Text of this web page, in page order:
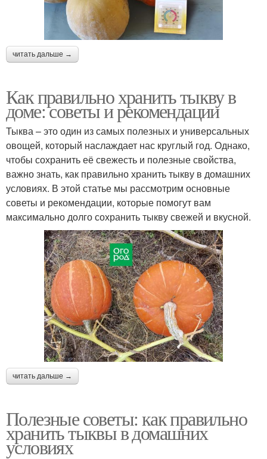
читать дальше →
Как правильно хранить тыкву в
доме: советы и рекомендации
Тыква – это один из самых полезных и универсальных
овощей, который наслаждает нас круглый год. Однако,
чтобы сохранить её свежесть и полезные свойства,
важно знать, как правильно хранить тыкву в домашних
условиях. В этой статье мы рассмотрим основные
советы и рекомендации, которые помогут вам
максимально долго сохранить тыкву свежей и вкусной.
читать дальше →
Полезные советы: как правильно
хранить тыквы в домашних
условиях